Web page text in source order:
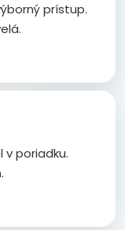
prístup.
v poriadku.